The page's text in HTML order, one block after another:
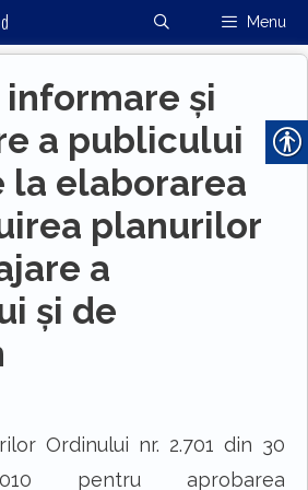
Menu
şi
a publicului
la elaborarea
planurilor
a
şi de
Ordinului nr. 2.701 din 30
pentru aprobarea